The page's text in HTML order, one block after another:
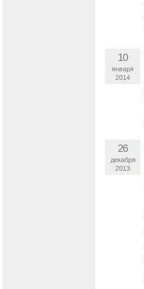
10
января
2014
26
декабря
2013